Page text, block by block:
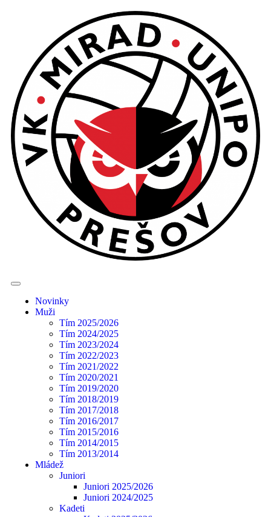
Novinky
Muži
Tím 2025/2026
Tím 2024/2025
Tím 2023/2024
Tím 2022/2023
Tím 2021/2022
Tím 2020/2021
Tím 2019/2020
Tím 2018/2019
Tím 2017/2018
Tím 2016/2017
Tím 2015/2016
Tím 2014/2015
Tím 2013/2014
Mládež
Juniori
Juniori 2025/2026
Juniori 2024/2025
Kadeti